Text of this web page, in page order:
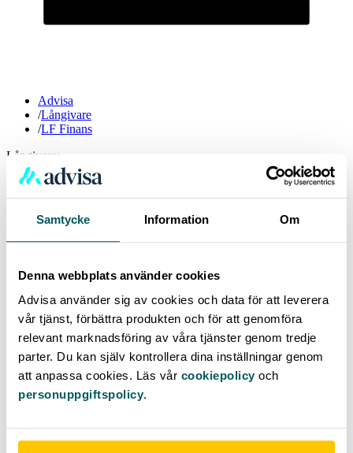
Samtycke Information Om
Denna webbplats använder cookies
Advisa använder sig av cookies och data för att leverera
vår tjänst, förbättra produkten och för att genomföra
relevant marknadsföring av våra tjänster genom tredje
parter. Du kan själv kontrollera dina inställningar genom
att anpassa cookies. Läs vår cookiepolicyoch
personuppgiftspolicy.
Advisa
/Långivare
/LF Finans
Långivare:
LF Finans
Finansbolaget LF Finans – tidigare Wasa Kredit – är ett dotterbolag
Vad heter LF Finans privatlån?